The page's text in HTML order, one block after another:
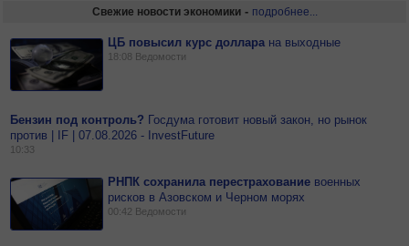
Свежие новости экономики- подробнее...
ЦБ повысил курс доллара на выходные
18:08 Ведомости
Бензин под контроль? Госдума готовит новый закон, но рынок
против | IF | 07.08.2026 - InvestFuture
10:33
РНПК сохранила перестрахование военных
рисков в Азовском и Черном морях
00:42 Ведомости